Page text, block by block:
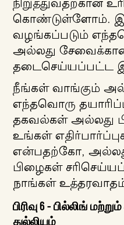
நிறுத்துவதற்கான
கொண்டுள்ளோம்.
வழங்கப்படும்
அல்லது
தடைசெய்யப்பட்ட
நீங்கள் வாங்கும்
எந்தவொரு
தகவல்கள் அல்லது
உங்கள்
என்பதற்கோ,
பிழைகள்
நாங்கள்
பிரிவு 6 - பில்லிங்
துல்லியம்